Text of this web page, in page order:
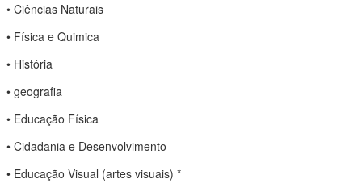
• Ciências Naturais
• Física e Quimica
• História
• geografia
• Educação Física
• Cidadania e Desenvolvimento
• Educação Visual (artes visuais) *